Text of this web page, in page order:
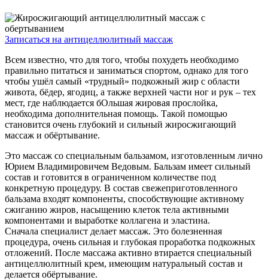
Записаться на антицеллюлитный массаж
Всем известно, что для того, чтобы похудеть необходимо
правильно питаться и заниматься спортом, однако для того
чтобы ушёл самый «трудный» подкожный жир с области
живота, бёдер, ягодиц, а также верхней части ног и рук – тех
мест, где наблюдается бОльшая жировая прослойка,
необходима дополнительная помощь. Такой помощью
становится очень глубокий и сильный жиросжигающий
массаж и обёртывание.
Это массаж со специальным бальзамом, изготовленным лично
Юрием Владимировичем Ведовым. Бальзам имеет сильный
состав и готовится в ограниченном количестве под
конкретную процедуру. В состав свежеприготовленного
бальзама входят компоненты, способствующие активному
сжиганию жиров, насыщению клеток тела активными
компонентами и выработке коллагена и эластина.
Сначала специалист делает массаж. Это болезненная
процедура, очень сильная и глубокая проработка подкожных
отложений. После массажа активно втирается специальный
антицеллюлитный крем, имеющим натуральный состав и
делается обёртывание.